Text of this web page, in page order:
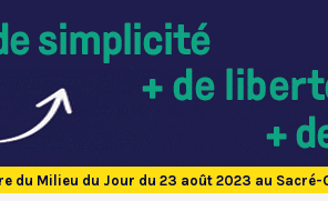
du Milieu du Jour du 23 août 2023 au